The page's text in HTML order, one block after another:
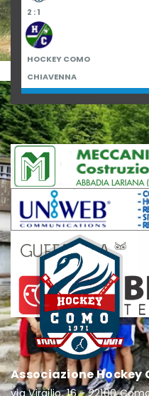
2 : 1
HOCKEY COMO
CHIAVENNA
Associazione Hockey
via Virgilio, 16 - 22100